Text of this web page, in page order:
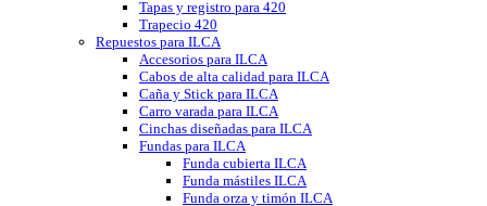
Tapas y registro para 420
Trapecio 420
Repuestos para ILCA
Accesorios para ILCA
Cabos de alta calidad para ILCA
Caña y Stick para ILCA
Carro varada para ILCA
Cinchas diseñadas para ILCA
Fundas para ILCA
Funda cubierta ILCA
Funda mástiles ILCA
Funda orza y timón ILCA